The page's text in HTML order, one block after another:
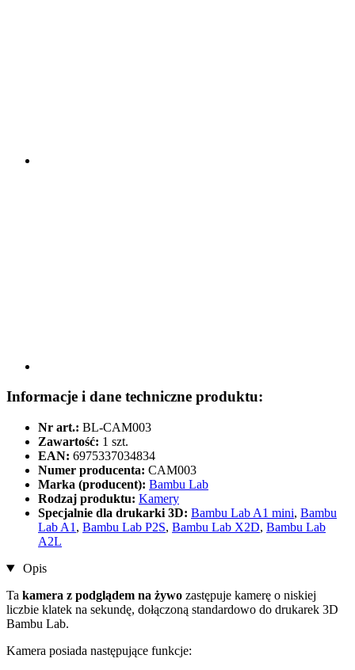
Informacje i dane techniczne produktu:
Nr art.: BL-CAM003
Zawartość: 1 szt.
EAN: 6975337034834
Numer producenta: CAM003
Marka (producent): Bambu Lab
Rodzaj produktu: Kamery
Specjalnie dla drukarki 3D: Bambu Lab A1 mini, Bambu
Lab A1 , Bambu Lab P2S, Bambu Lab X2D, Bambu Lab
A2L
Opis
Ta kamera z podglądem na żywo zastępuje kamerę o niskiej
liczbie klatek na sekundę, dołączoną standardowo do drukarek 3D
Bambu Lab.
Kamera posiada następujące funkcje: